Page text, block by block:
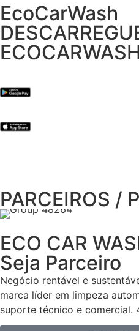
EcoCarWash
PARCEIROS /
ECO CAR
Seja Parceiro
Negócio rentável e
marca líder em limpeza
suporte técnico e comercial.